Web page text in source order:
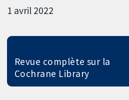
1 avril 2022
Revue complète sur la
Cochrane Library